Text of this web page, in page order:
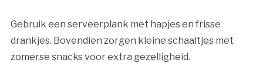
Gebruik een serveerplank met hapjes en frisse
drankjes. Bovendien zorgen kleine schaaltjes met
zomerse snacks voor extra gezelligheid.